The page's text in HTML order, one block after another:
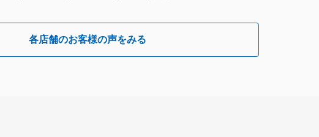
各店舗のお客様の声をみる